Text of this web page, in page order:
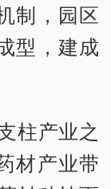
制，园区
型，建成
柱产业之
材产业带